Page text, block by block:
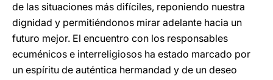
de las situaciones más difíciles, reponiendo nuestra
dignidad y permitiéndonos mirar adelante hacia un
futuro mejor. El encuentro con los responsables
ecuménicos e interreligiosos ha estado marcado por
un espíritu de auténtica hermandad y de un deseo